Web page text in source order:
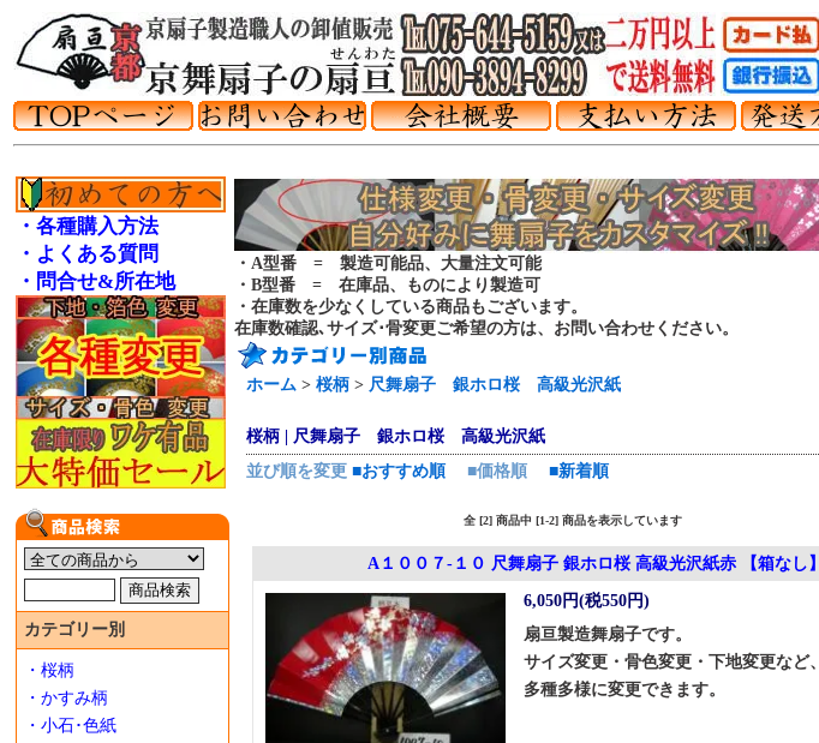
・各種購入方法
・よくある質問
・問合せ&所在地
カテゴリー別
・桜柄
・かすみ柄
・小石･色紙
・A型番 = 製造可能品、大量注文可能
・B型番 = 在庫品、ものにより製造可
・在庫数を少なくしている商品もございます。
在庫数確認､サイズ･骨変更ご希望の方は、お問い合わせください。
ホーム > 桜柄 > 尺舞扇子 銀ホロ桜 高級光沢紙
桜柄 | 尺舞扇子 銀ホロ桜 高級光沢紙
並び順を変更 ■おすすめ順 ■価格順 ■新着順
全 [2] 商品中 [1-2] 商品を表示しています
A１００７-１０ 尺舞扇子 銀ホロ桜 高級光沢紙赤 【箱なし】
6,050円(税550円)
扇亘製造舞扇子です。
サイズ変更・骨色変更・下地変更など、
多種多様に変更できます。